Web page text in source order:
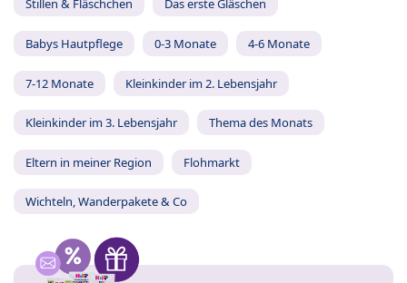
Stillen & Fläschchen Das erste Gläschen
Babys Hautpflege 0-3 Monate 4-6 Monate
7-12 Monate Kleinkinder im 2. Lebensjahr
Kleinkinder im 3. Lebensjahr Thema des Monats
Eltern in meiner Region Flohmarkt
Wichteln, Wanderpakete & Co